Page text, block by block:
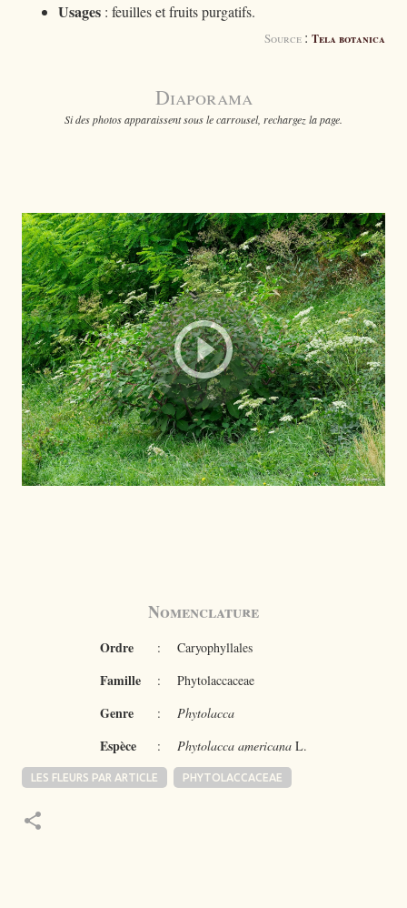
Usages : feuilles et fruits purgatifs.
Source : Tela botanica
Diaporama
Si des photos apparaissent sous le carrousel, rechargez la page.
Nomenclature
Ordre : Caryophyllales
Famille : Phytolaccaceae
Genre : Phytolacca
Espèce : Phytolacca americana L.
LES FLEURS PAR ARTICLE PHYTOLACCACEAE